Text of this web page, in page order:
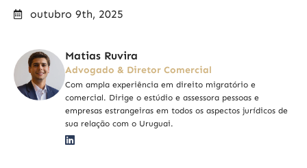
outubro 9th, 2025
Matias Ruvira
Advogado & Diretor Comercial
Com ampla experiência em direito migratório e
comercial. Dirige o estúdio e assessora pessoas e
empresas estrangeiras em todos os aspectos jurídicos de
sua relação com o Uruguai.